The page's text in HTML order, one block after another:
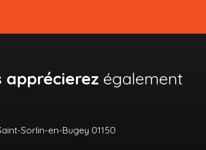
apprécierez également